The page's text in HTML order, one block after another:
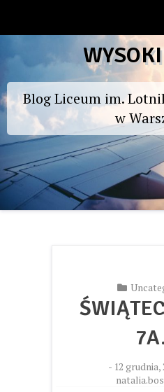
to
Blog Liceum im.
w
- 12 grudnia,